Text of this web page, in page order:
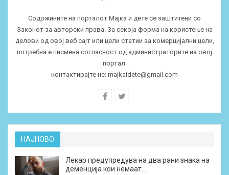
Содржините на порталот Мајка и дете се заштитени со
Законот за авторски права. За секоја форма на користење на
делови од овој веб сајт или цели статии за комерцијални цели,
потребна е писмена согласност од администраторите на овој
портал.
контактирајте не: majkaidete@gmail.com
НАЈНОВО
Лекар предупредува на два рани знака на
деменција кои немаат…